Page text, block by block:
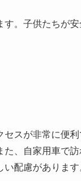
。子供たちが
スが非常に便
、自家用車で
配慮があります